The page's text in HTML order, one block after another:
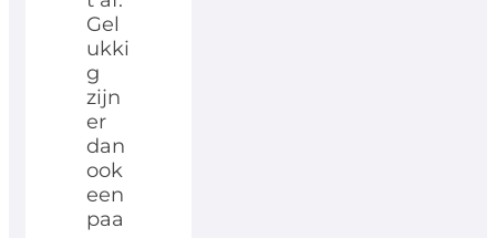
Gel
ukki
g
zijn
er
dan
ook
een
paa